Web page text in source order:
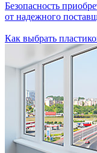
Безопасность
от надежного
Как выбрать